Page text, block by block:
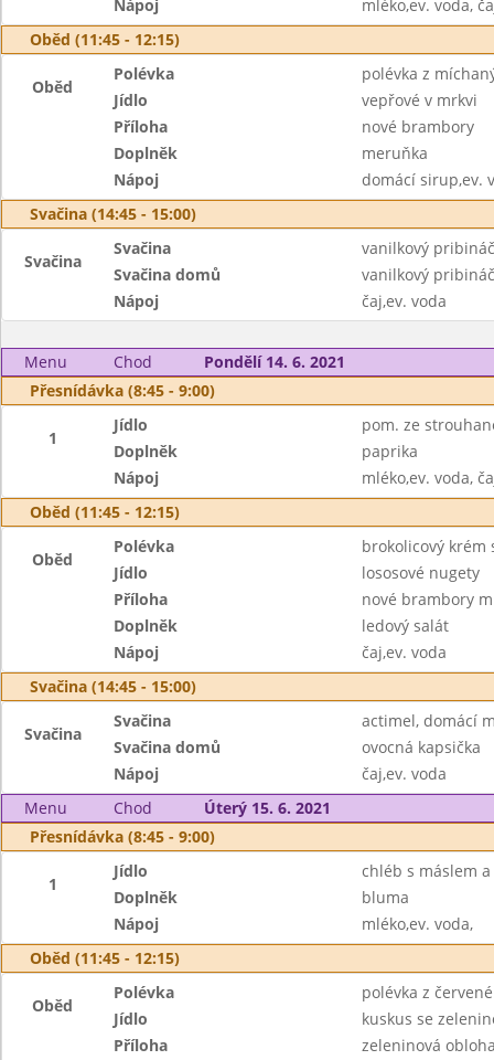
Nápoj
mléko,ev. voda,
Oběd (11:45 - 12:15)
Oběd
Polévka
polévka z
Jídlo
vepřové v mrkvi
Příloha
nové brambory
Doplněk
meruňka
Nápoj
domácí sirup,ev.
Svačina (14:45 - 15:00)
Svačina
Svačina
vanilkový
Svačina domů
vanilkový
Nápoj
čaj,ev. voda
Menu Chod
Pondělí 14. 6. 2021
Přesnídávka (8:45 - 9:00)
1
Jídlo
pom. ze
Doplněk
paprika
Nápoj
mléko,ev. voda,
Oběd (11:45 - 12:15)
Oběd
Polévka
brokolicový krém
Jídlo
lososové nugety
Příloha
nové brambory
Doplněk
ledový salát
Nápoj
čaj,ev. voda
Svačina (14:45 - 15:00)
Svačina
Svačina
actimel, domácí
Svačina domů
ovocná kapsička
Nápoj
čaj,ev. voda
Menu
Chod
Úterý 15. 6. 2021
Přesnídávka (8:45 - 9:00)
1
Jídlo
chléb s máslem
Doplněk
bluma
Nápoj
mléko,ev. voda,
Oběd (11:45 - 12:15)
Oběd
Polévka
polévka z
Jídlo
kuskus se
Příloha
zeleninová